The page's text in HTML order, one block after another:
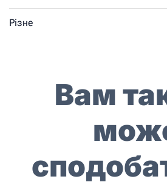
Різне
Вам